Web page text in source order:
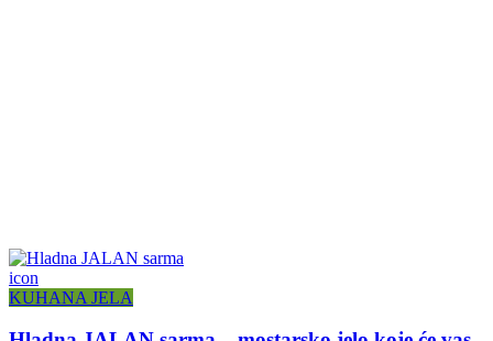
icon
KUHANA JELA